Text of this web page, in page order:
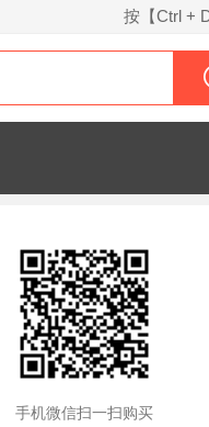
按【Ctrl +
手机微信扫一扫购买